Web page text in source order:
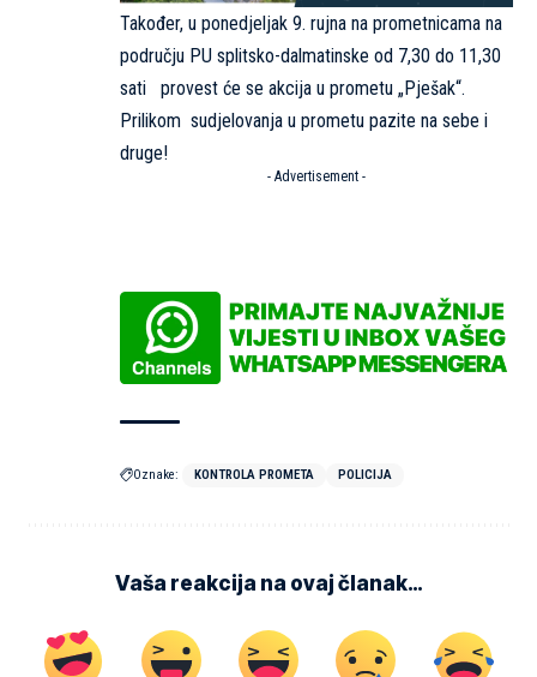
Također, u ponedjeljak 9. rujna na prometnicama na
području PU splitsko-dalmatinske od 7,30 do 11,30
sati provest će se akcija u prometu „Pješak“.
Prilikom sudjelovanja u prometu pazite na sebe i
druge!
- Advertisement -
Oznake: KONTROLA PROMETA POLICIJA
Vaša reakcija na ovaj članak…